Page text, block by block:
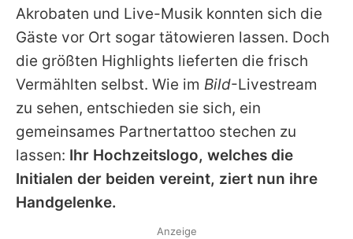
Redaktionelle Richtlinien
Impressum
Datenschutzerklärung
Nutzungsbedingungen
Utiq verwalten
Akrobaten und Live-Musik konnten sich die
Gäste vor Ort sogar tätowieren lassen. Doch
die größten Highlights lieferten die frisch
Vermählten selbst. Wie im Bild-Livestream
zu sehen, entschieden sie sich, ein
gemeinsames Partnertattoo stechen zu
lassen: Ihr Hochzeitslogo, welches die
Initialen der beiden vereint, ziert nun ihre
Handgelenke.
Anzeige